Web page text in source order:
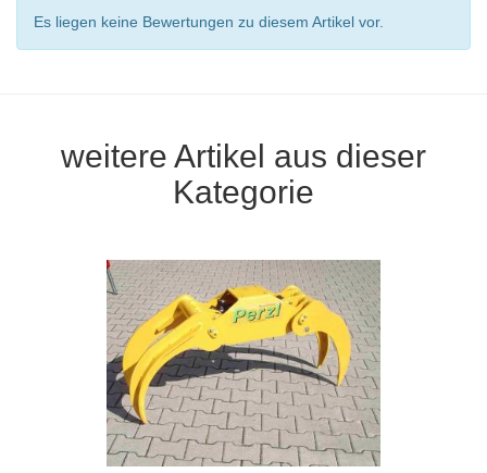
Es liegen keine Bewertungen zu diesem Artikel vor.
weitere Artikel aus dieser
Kategorie